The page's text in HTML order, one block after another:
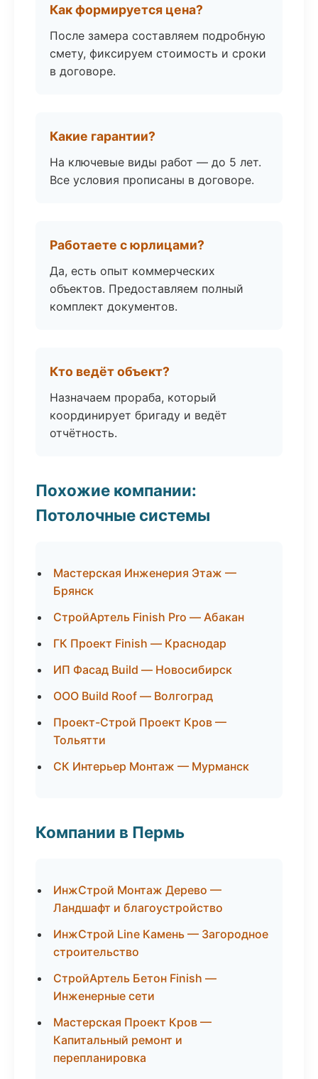
Как формируется цена?
После замера составляем подробную
смету, фиксируем стоимость и сроки
в договоре.
Какие гарантии?
На ключевые виды работ — до 5 лет.
Все условия прописаны в договоре.
Работаете с юрлицами?
Да, есть опыт коммерческих
объектов. Предоставляем полный
комплект документов.
Кто ведёт объект?
Назначаем прораба, который
координирует бригаду и ведёт
отчётность.
Похожие компании:
Потолочные системы
Мастерская Инженерия Этаж —
Брянск
СтройАртель Finish Pro — Абакан
ГК Проект Finish — Краснодар
ИП Фасад Build — Новосибирск
ООО Build Roof — Волгоград
Проект-Строй Проект Кров —
Тольятти
СК Интерьер Монтаж — Мурманск
Компании в Пермь
ИнжСтрой Монтаж Дерево —
Ландшафт и благоустройство
ИнжСтрой Line Камень — Загородное
строительство
СтройАртель Бетон Finish —
Инженерные сети
Мастерская Проект Кров —
Капитальный ремонт и
перепланировка